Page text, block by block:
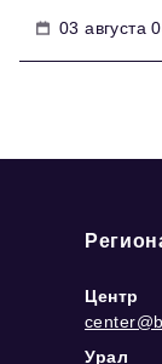
03 августа
Центр
Урал